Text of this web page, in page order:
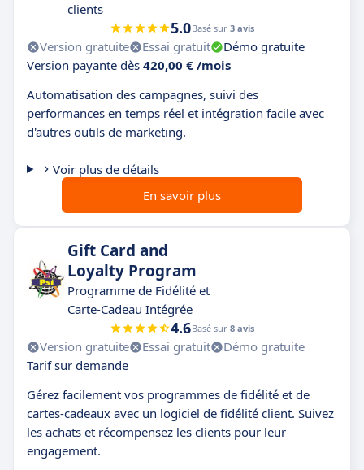
clients
5.0Basé sur 3 avis
Version gratuite Essai gratuit
Démo gratuite
Version payante dès 420,00 € /mois
Automatisation des campagnes, suivi des
performances en temps réel et intégration facile avec
d'autres outils de marketing.
Voir plus de détails
En savoir plus
Gift Card and
Loyalty Program
Programme de Fidélité et
Carte-Cadeau Intégrée
4.6Basé sur 8 avis
Version gratuite Essai gratuit
Démo gratuite
Tarif sur demande
Gérez facilement vos programmes de fidélité et de
cartes-cadeaux avec un logiciel de fidélité client. Suivez
les achats et récompensez les clients pour leur
engagement.